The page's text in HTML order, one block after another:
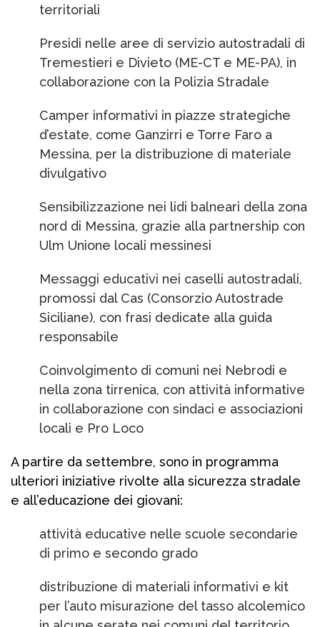
territoriali
Presidi nelle aree di servizio autostradali di
Tremestieri e Divieto (ME-CT e ME-PA), in
collaborazione con la Polizia Stradale
Camper informativi in piazze strategiche
d’estate, come Ganzirri e Torre Faro a
Messina, per la distribuzione di materiale
divulgativo
Sensibilizzazione nei lidi balneari della zona
nord di Messina, grazie alla partnership con
Ulm Unione locali messinesi
Messaggi educativi nei caselli autostradali,
promossi dal Cas (Consorzio Autostrade
Siciliane), con frasi dedicate alla guida
responsabile
Coinvolgimento di comuni nei Nebrodi e
nella zona tirrenica, con attività informative
in collaborazione con sindaci e associazioni
locali e Pro Loco
A partire da settembre, sono in programma
ulteriori iniziative rivolte alla sicurezza stradale
e all’educazione dei giovani:
attività educative nelle scuole secondarie
di primo e secondo grado
distribuzione di materiali informativi e kit
per l’auto misurazione del tasso alcolemico